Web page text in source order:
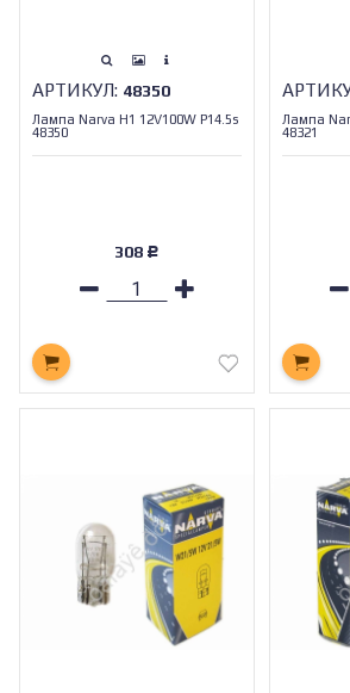
АРТИКУЛ: 48350
Лампа Narva H1 12V100W P14.5s
48350
308 Р
Лампа
48321